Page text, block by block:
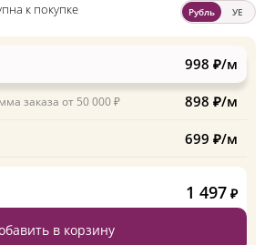
к покупке Рубль УЕ
998 ₽/м
заказа от 50 000 ₽ 898 ₽/м
699 ₽/м
1 497 ₽
в корзину